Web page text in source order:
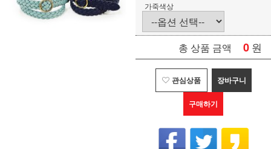
가죽색상
총 상품 금액 0 원
관심상품 장바구니
구매하기